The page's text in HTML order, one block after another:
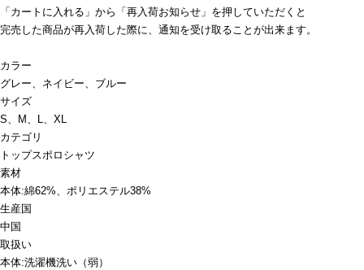
「カートに入れる」から「再入荷お知らせ」を押していただくと
完売した商品が再入荷した際に、通知を受け取ることが出来ます。
カラー
グレー、ネイビー、ブルー
サイズ
S、M、L、XL
カテゴリ
トップスポロシャツ
素材
本体:綿62%、ポリエステル38%
生産国
中国
取扱い
本体:洗濯機洗い（弱）